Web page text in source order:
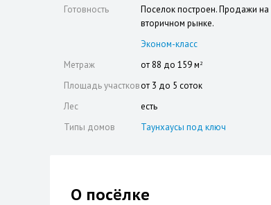
Готовность
Поселок построен. Продажи на
вторичном рынке.
Эконом-класс
Метраж
от 88 до 159 м 2
Площадь участковот 3 до 5 соток
Лес
есть
Типы домов
Таунхаусы под ключ
О посёлке